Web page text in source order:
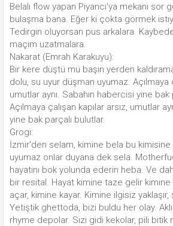
Belalı flow yapan Piyancı'ya mekanı sor
bulaşma bana. Eğer ki çokta görmek
Tedirgin oluyorsan pus arkalara.
maçım uzatmalara.
Nakarat (Emrah Karakuyu):
Bir kere düştü mü başın yerden
dolu, su uyur düşman uyumaz. Açılmaya
umutlar aynı. Sabahın habercisi yine bak
Açılmaya çalışan kapılar arsız, umutlar
yine bak parçalı bulutlar.
Grogi:
İzmir'den selam, kimine bela bu kimisine
uyumaz onlar duyana dek sela.
hayatını bok yolunda ederin heba. Ve
bir resital. Hayat kimine taze gelir
açar, kimine kayar. Kimine ilgisiz
Yetiştik ghettoda, bizi buldu her olay.
rhyme depolar. Sizi gidi kekolar, pili bitik